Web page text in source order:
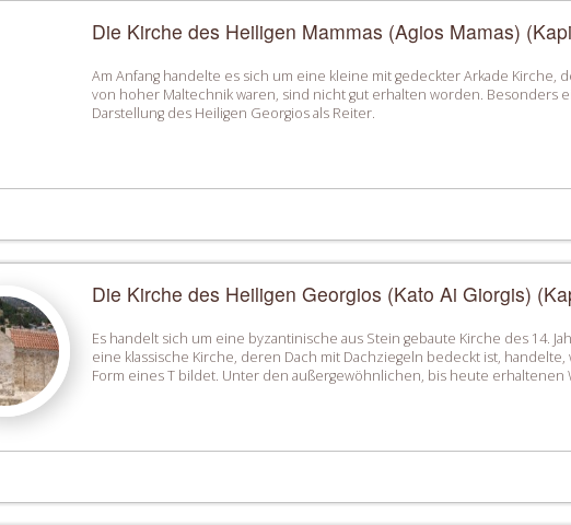
Die Kirche des Heiligen Mammas (Agios Mamas)
Am Anfang handelte es sich um eine kleine mit gedeckter Arkade
von hoher Maltechnik waren, sind nicht gut erhalten worden.
Darstellung des Heiligen Georgios als Reiter.
Die Kirche des Heiligen Georgios (Kato Ai Giorgis)
Es handelt sich um eine byzantinische aus Stein gebaute Kirche des 14.
eine klassische Kirche, deren Dach mit Dachziegeln bedeckt ist,
Form eines T bildet. Unter den außergewöhnlichen, bis heute erhaltenen